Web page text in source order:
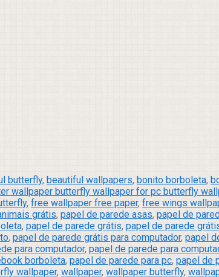
butterfly, beautiful wallpapers, bonito borboleta,
wallpaper butterfly wallpaper for pc butterfly
, free wallpaper free paper, free wings
grátis, papel de parede asas, papel de
, papel de parede grátis, papel de parede
, papel de parede grátis para computador, papel
para computador, papel de parede para
borboleta, papel de parede para pc, papel de
wallpaper, wallpaper, wallpaper butterfly,